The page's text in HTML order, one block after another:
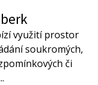
využití prostor
soukromých,
či